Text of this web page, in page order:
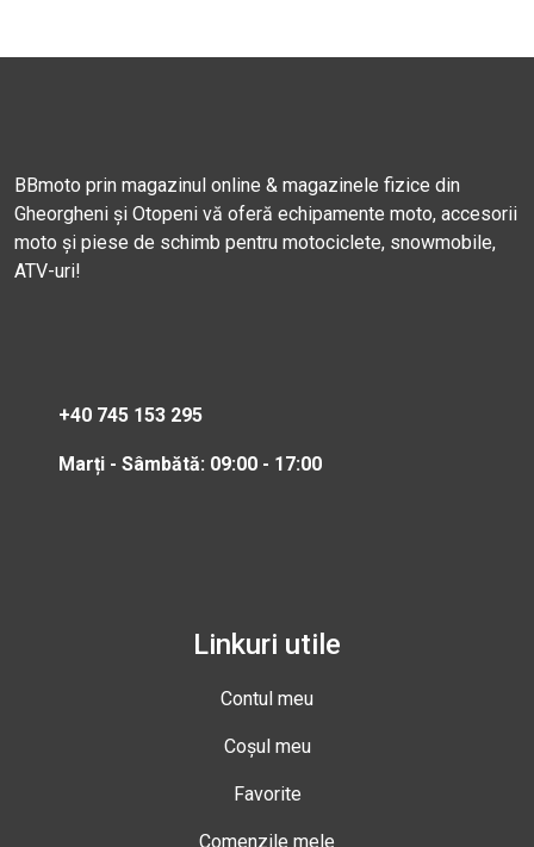
BBmoto prin magazinul online & magazinele fizice din
Gheorgheni și Otopeni vă oferă echipamente moto, accesorii
moto și piese de schimb pentru motociclete, snowmobile,
ATV-uri!
+40 745 153 295
Marți - Sâmbătă: 09:00 - 17:00
Linkuri utile
Contul meu
Coșul meu
Favorite
Comenzile mele